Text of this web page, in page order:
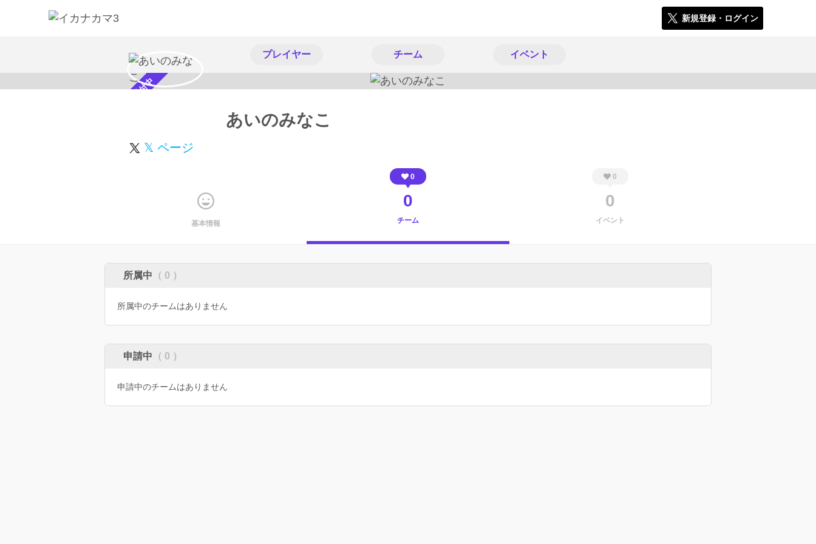
新規登録・ログイン
プレイヤー チーム イベント
スカウト受付中 あいのみなこ
𝕏 ページ
基本情報
0
0
チーム
0
0
イベント
所属中 （ 0 ）
所属中のチームはありません
申請中 （ 0 ）
申請中のチームはありません